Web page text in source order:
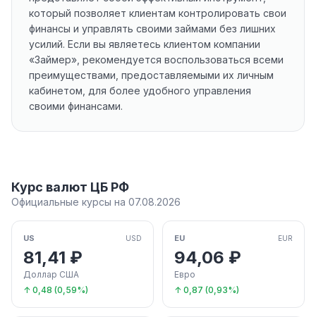
который позволяет клиентам контролировать свои
финансы и управлять своими займами без лишних
усилий. Если вы являетесь клиентом компании
«Займер», рекомендуется воспользоваться всеми
преимуществами, предоставляемыми их личным
кабинетом, для более удобного управления
своими финансами.
Курс валют ЦБ РФ
Официальные курсы на 07.08.2026
US USD
81,41 ₽
Доллар США
↑ 0,48 (0,59%)
EU EUR
94,06 ₽
Евро
↑ 0,87 (0,93%)